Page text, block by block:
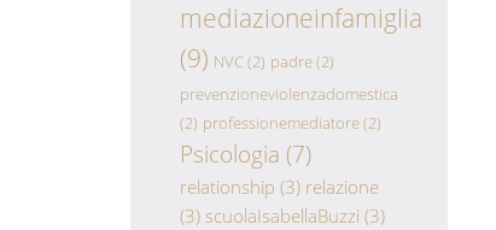
mediazioneinfamiglia
(9) NVC(2) padre(2)
prevenzioneviolenzadomestica
(2) professionemediatore(2)
Psicologia (7)
relationship (3) relazione
(3) scuolaIsabellaBuzzi (3)